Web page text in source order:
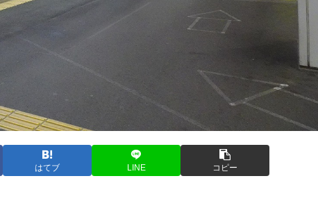
はてブ LINE コピー